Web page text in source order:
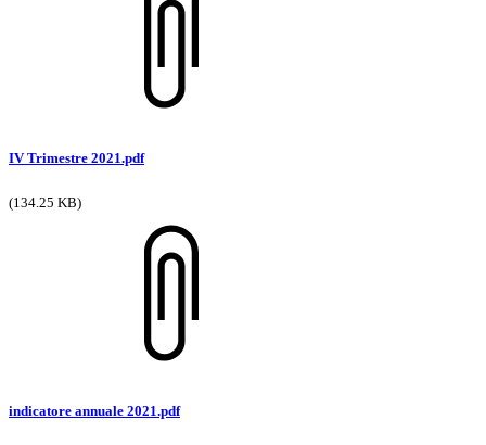
IV Trimestre 2021.pdf
(134.25 KB)
indicatore annuale 2021.pdf